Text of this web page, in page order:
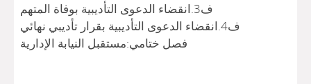
ف3.انقضاء الدعوى التأديبية بوفاة المتهم
ف4.انقضاء الدعوى التأديبية بقرار تأديبي نهائي
فصل ختامي:مستقبل النيابة الإدارية